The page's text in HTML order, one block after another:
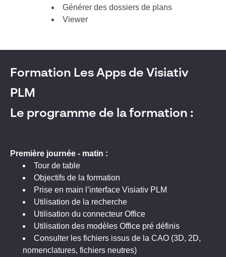
Générer des dossiers de plans
Viewer
Formation Les Apps de Visiativ
PLM
Le programme de la formation :
Première journée - matin :
Tour de table
Objectifs de la formation
Prise en main l’interface Visiativ PLM
Utilisation de la recherche
Utilisation du connecteur Office
Utilisation des modèles Office pré définis
Consulter les fichiers issus de la CAO (3D, 2D,
nomenclatures, fichiers neutres)